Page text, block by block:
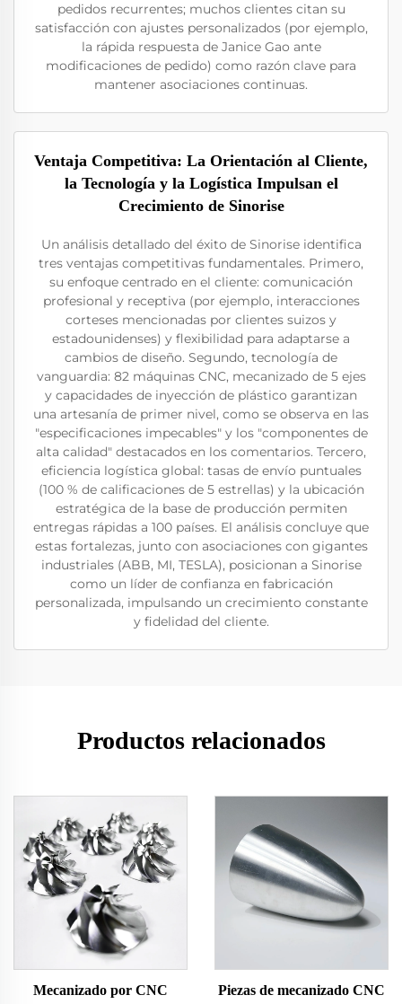
pedidos recurrentes; muchos clientes citan su
satisfacción con ajustes personalizados (por ejemplo,
la rápida respuesta de Janice Gao ante
modificaciones de pedido) como razón clave para
mantener asociaciones continuas.
Ventaja Competitiva: La Orientación al Cliente,
la Tecnología y la Logística Impulsan el
Crecimiento de Sinorise
Un análisis detallado del éxito de Sinorise identifica
tres ventajas competitivas fundamentales. Primero,
su enfoque centrado en el cliente: comunicación
profesional y receptiva (por ejemplo, interacciones
corteses mencionadas por clientes suizos y
estadounidenses) y flexibilidad para adaptarse a
cambios de diseño. Segundo, tecnología de
vanguardia: 82 máquinas CNC, mecanizado de 5 ejes
y capacidades de inyección de plástico garantizan
una artesanía de primer nivel, como se observa en las
"especificaciones impecables" y los "componentes de
alta calidad" destacados en los comentarios. Tercero,
eficiencia logística global: tasas de envío puntuales
(100 % de calificaciones de 5 estrellas) y la ubicación
estratégica de la base de producción permiten
entregas rápidas a 100 países. El análisis concluye que
estas fortalezas, junto con asociaciones con gigantes
industriales (ABB, MI, TESLA), posicionan a Sinorise
como un líder de confianza en fabricación
personalizada, impulsando un crecimiento constante
y fidelidad del cliente.
Productos relacionados
Mecanizado por CNC Piezas de mecanizado CNC